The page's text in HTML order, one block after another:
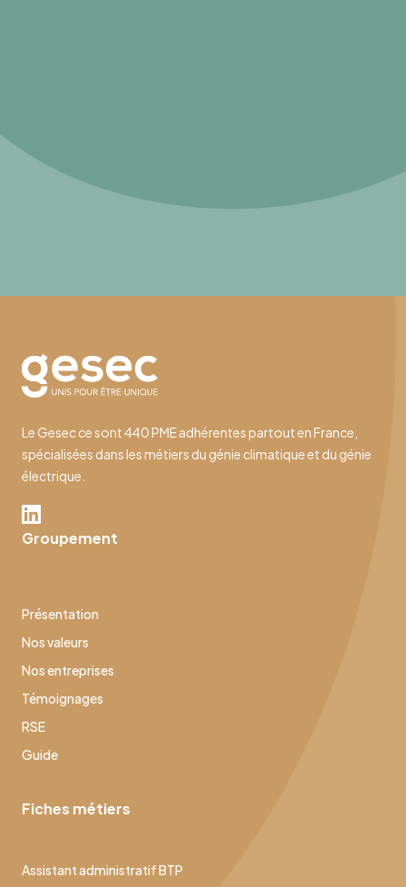
Le Gesec ce sont 440 PME adhérentes partout en France,
spécialisées dans les métiers du génie climatique et du génie
électrique.
Groupement
Présentation
Nos valeurs
Nos entreprises
Témoignages
RSE
Guide
Fiches métiers
Assistant administratif BTP